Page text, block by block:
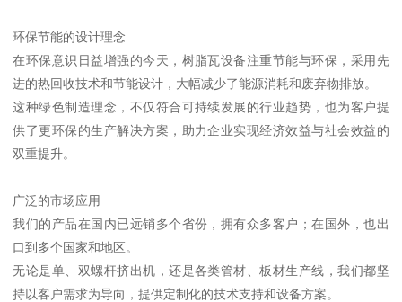
环保节能的设计理念
在环保意识日益增强的今天，树脂瓦设备注重节能与环保，采用先
进的热回收技术和节能设计，大幅减少了能源消耗和废弃物排放。
这种绿色制造理念，不仅符合可持续发展的行业趋势，也为客户提
供了更环保的生产解决方案，助力企业实现经济效益与社会效益的
双重提升。
广泛的市场应用
我们的产品在国内已远销多个省份，拥有众多客户；在国外，也出
口到多个国家和地区。
无论是单、双螺杆挤出机，还是各类管材、板材生产线，我们都坚
持以客户需求为导向，提供定制化的技术支持和设备方案。